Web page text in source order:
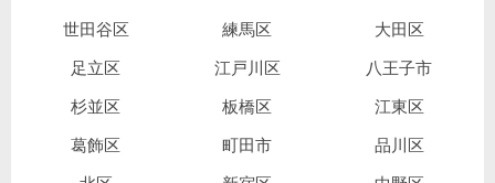
世田谷区 練馬区 大田区
足立区 江戸川区 八王子市
杉並区 板橋区 江東区
葛飾区 町田市 品川区